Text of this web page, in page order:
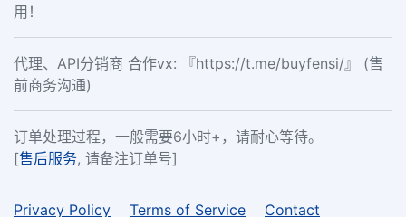
用！
代理、API分销商 合作vx: 『https://t.me/buyfensi/』 (售
前商务沟通)
订单处理过程，一般需要6小时+，请耐心等待。
[售后服务, 请备注订单号]
Privacy Policy Terms of Service Contact